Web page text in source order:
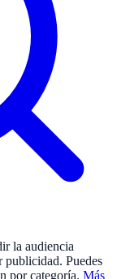
la audiencia
Puedes
por categoría. Más